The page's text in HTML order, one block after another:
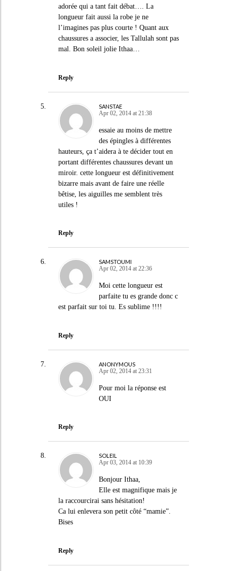
adorée qui a tant fait débat…. La
longueur fait aussi la robe je ne
l’imagines pas plus courte ! Quant aux
chaussures a associer, les Tallulah sont pas
mal. Bon soleil jolie Ithaa…
Reply
SANSTAE
Apr 02, 2014 at 21:38
essaie au moins de mettre
des épingles à différentes
hauteurs, ça t’aidera à te décider tout en
portant différentes chaussures devant un
miroir. cette longueur est définitivement
bizarre mais avant de faire une réelle
bêtise, les aiguilles me semblent très
utiles !
Reply
SAMSTOUMI
Apr 02, 2014 at 22:36
Moi cette longueur est
parfaite tu es grande donc c
est parfait sur toi tu. Es sublime !!!!
Reply
ANONYMOUS
Apr 02, 2014 at 23:31
Pour moi la réponse est
OUI
Reply
SOLEIL
Apr 03, 2014 at 10:39
Bonjour Ithaa,
Elle est magnifique mais je
la raccourcirai sans hésitation!
Ca lui enlevera son petit côté “mamie”.
Bises
Reply